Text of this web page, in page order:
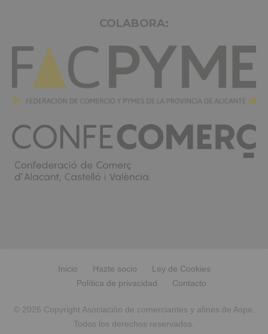
COLABORA:
Inicio Hazte socio
Ley de Cookies
Política de privacidad
Contacto
© 2026 Copyright Asociación de comerciantes y afines de Aspe.
Todos los derechos reservados.